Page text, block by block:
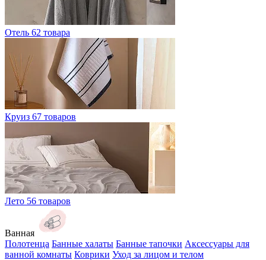
Отель 62 товара
Круиз 67 товаров
Лето 56 товаров
Ванная
Полотенца Банные халаты Банные тапочки Аксессуары для
ванной комнаты Коврики Уход за лицом и телом